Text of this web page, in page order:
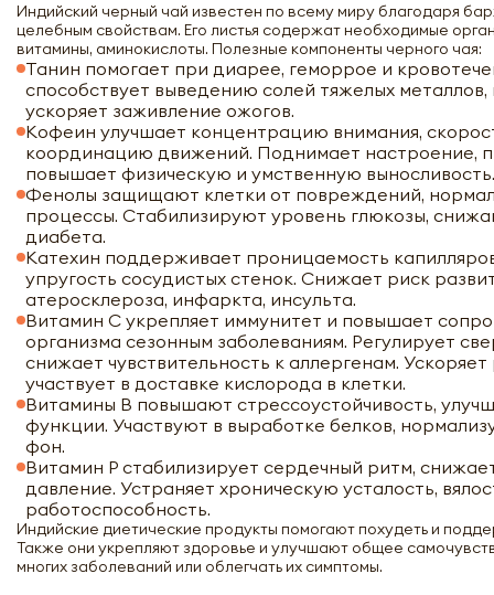
Индийский черный чай известен по всему миру благодаря
целебным свойствам. Его листья содержат необходимые
витамины, аминокислоты. Полезные компоненты черного чая:
Танин помогает при диарее, геморрое и
способствует выведению солей тяжелых металлов,
ускоряет заживление ожогов.
Кофеин улучшает концентрацию внимания,
координацию движений. Поднимает настроение,
повышает физическую и умственную выносливость.
Фенолы защищают клетки от повреждений,
процессы. Стабилизируют уровень глюкозы,
диабета.
Катехин поддерживает проницаемость
упругость сосудистых стенок. Снижает риск
атеросклероза, инфаркта, инсульта.
Витамин С укрепляет иммунитет и повышает
организма сезонным заболеваниям. Регулирует
снижает чувствительность к аллергенам.
участвует в доставке кислорода в клетки.
Витамины В повышают стрессоустойчивость,
функции. Участвуют в выработке белков,
фон.
Витамин Р стабилизирует сердечный ритм,
давление. Устраняет хроническую усталость,
работоспособность.
Индийские диетические продукты помогают похудеть и
Также они укрепляют здоровье и улучшают общее
многих заболеваний или облегчать их симптомы.